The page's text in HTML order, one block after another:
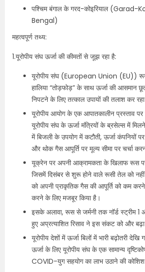
पश्चिम बंगाल के गरद-कोइरियाल
Bengal)
महत्वपूर्ण तथ्य:
1.यूरोपीय संघ ऊर्जा की कीमतों से जूझ रहा है:
यूरोपीय संघ (European Union (EU)) रूस
हालिया “तोड़फोड़” के साथ ऊर्जा की आसमान
निपटने के लिए तत्काल उपायों की तलाश कर
यूरोपीय आयोग के एक आपातकालीन प्रस्ताव
यूरोपीय संघ के ऊर्जा मंत्रियों के ब्रसेल्स में
में बिजली के उपयोग में कटौती, ऊर्जा कंपनियों
और थोक गैस आपूर्ति पर मूल्य सीमा पर चर्चा
यूक्रेन पर अपनी आक्रामकता के खिलाफ रूस
जिसमें दिसंबर से शुरू होने वाले रूसी तेल को
को अपनी प्राकृतिक गैस की आपूर्ति को कम करने
करने के लिए मजबूर किया है।
इसके अलावा, रूस से जर्मनी तक नॉर्ड स्ट्रीम 1
हुए अप्रत्याशित रिसाव ने इस संकट को और बढ़ा
यूरोपीय देशों में ऊर्जा बिलों में भारी बढ़ोतरी
ऊर्जा के लिए यूरोपीय संघ के एक सामान्य
COVID-युग सहयोग का लाभ उठाने की